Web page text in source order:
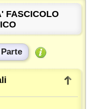
FASCICOLO